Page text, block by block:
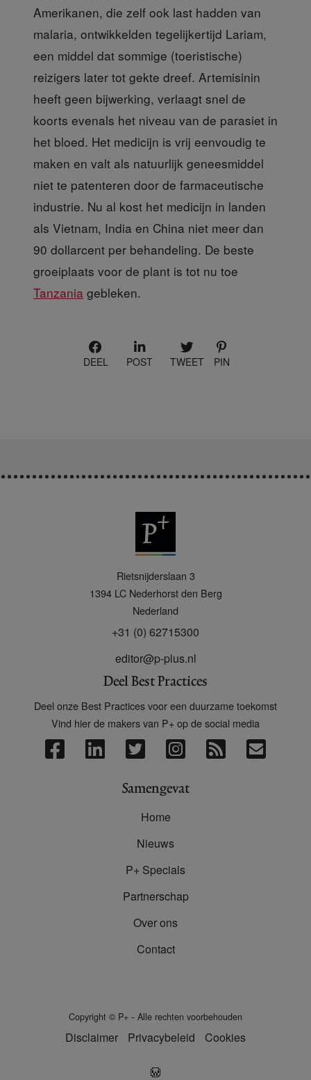
Amerikanen, die zelf ook last hadden van
malaria, ontwikkelden tegelijkertijd Lariam,
een middel dat sommige (toeristische)
reizigers later tot gekte dreef. Artemisinin
heeft geen bijwerking, verlaagt snel de
koorts evenals het niveau van de parasiet in
het bloed. Het medicijn is vrij eenvoudig te
maken en valt als natuurlijk geneesmiddel
niet te patenteren door de farmaceutische
industrie. Nu al kost het medicijn in landen
als Vietnam, India en China niet meer dan
90 dollarcent per behandeling. De beste
groeiplaats voor de plant is tot nu toe
Tanzania gebleken.
DEEL POST TWEET PIN
Rietsnijderslaan 3
1394 LC Nederhorst den Berg
Nederland
+31 (0) 62715300
editor@p-plus.nl
Deel Best Practices
Deel onze Best Practices voor een duurzame toekomst
Vind hier de makers van P+ op de social media
Samengevat
Home
Nieuws
P+ Specials
Partnerschap
Over ons
Contact
Copyright © P+ - Alle rechten voorbehouden
Disclaimer Privacybeleid Cookies